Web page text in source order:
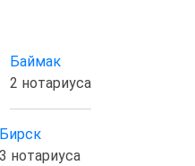
Баймак
2 нотариуса
Бирск
3 нотариуса